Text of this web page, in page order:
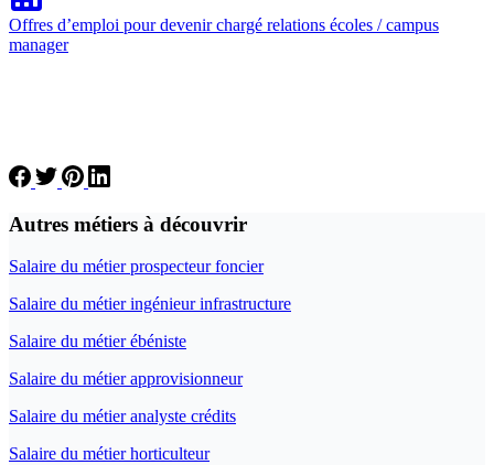
Offres d’emploi pour devenir chargé relations écoles / campus
manager
Autres métiers à découvrir
Salaire du métier prospecteur foncier
Salaire du métier ingénieur infrastructure
Salaire du métier ébéniste
Salaire du métier approvisionneur
Salaire du métier analyste crédits
Salaire du métier horticulteur